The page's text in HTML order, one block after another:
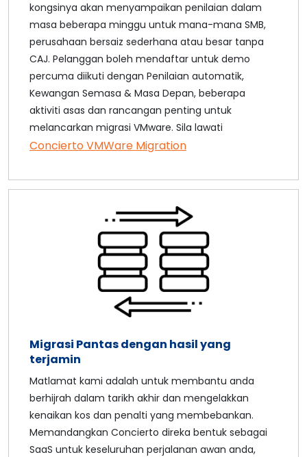
kongsinya akan menyampaikan penilaian dalam
masa beberapa minggu untuk mana-mana SMB,
perusahaan bersaiz sederhana atau besar tanpa
CAJ. Pelanggan boleh mendaftar untuk demo
percuma diikuti dengan Penilaian automatik,
Kewangan Semasa & Masa Depan, beberapa
aktiviti asas dan rancangan penting untuk
melancarkan migrasi VMware. Sila lawati
Concierto VMWare Migration
Migrasi Pantas dengan hasil yang
terjamin
Matlamat kami adalah untuk membantu anda
berhijrah dalam tarikh akhir dan mengelakkan
kenaikan kos dan penalti yang membebankan.
Memandangkan Concierto direka bentuk sebagai
SaaS untuk keseluruhan perjalanan awan anda,